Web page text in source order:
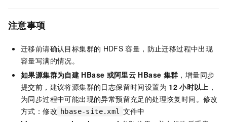
注意事项
迁移前请确认目标集群的 HDFS 容量，防止迁移过程中出现
容量写满的情况。
如果源集群为自建 HBase 或阿里云 HBase 集群 ，增量同步
提交前，建议将源集群的日志保留时间设置为 12 小时以上 ，
为同步过程中可能出现的异常预留充足的处理恢复时间。修改
方式：修改 hbase-site.xml
文件中